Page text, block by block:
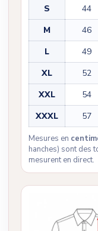
S 44
M
46
L
49
XL
52
XXL
54
XXXL
57
Mesures en
hanches) sont des
mesurent en direct.